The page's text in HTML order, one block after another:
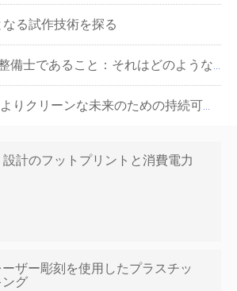
る試作技術を探る
であること：それはどのようなものですか？
リーンな未来のための持続可能なビジネス慣行
設計のフットプリントと消費電力
ザー彫刻を使用したプラスチッ
グ